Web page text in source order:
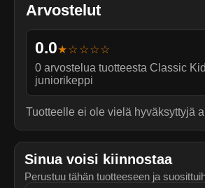
Arvostelut
0.0★☆☆☆☆
0 arvostelua tuotteesta Classic
juniorikeppi
Tuotteelle ei ole vielä hyväksyttyjä
Sinua voisi kiinnostaa
Perustuu tähän tuotteeseen ja